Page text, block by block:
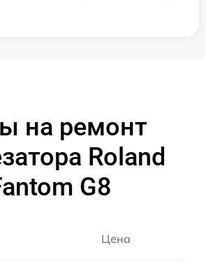
на ремонт
Roland
G8
Цена